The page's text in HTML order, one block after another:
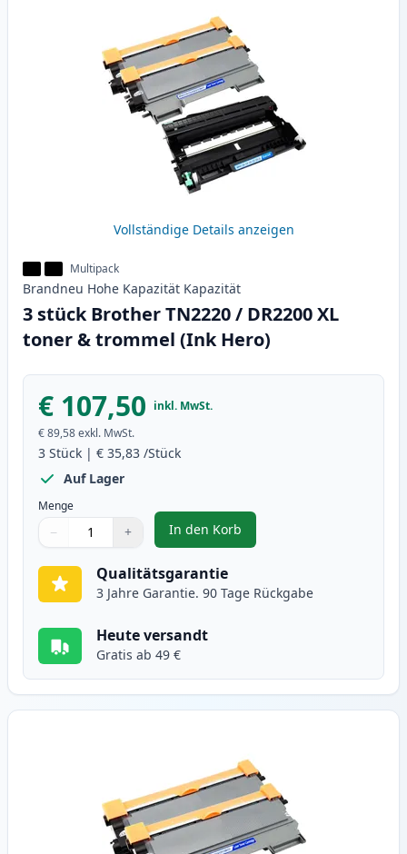
Vollständige Details anzeigen
Multipack
Brandneu Hohe Kapazität Kapazität
3 stück Brother TN2220 / DR2200 XL
toner & trommel (Ink Hero)
€ 107,50 inkl. MwSt.
€ 89,58exkl. MwSt.
3 Stück | € 35,83 /Stück
Auf Lager
Menge
Verwenden Sie die Tasten, um anzupassen
− +
1
In den Korb
, 3 stück Brother TN2220 /
Qualitätsgarantie
3 Jahre Garantie. 90 Tage Rückgabe
Heute versandt
Gratis ab 49 €